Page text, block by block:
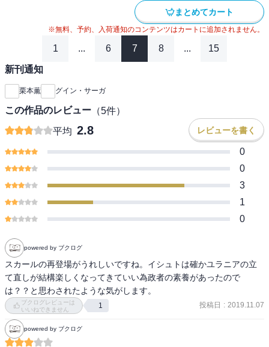
まとめてカート
※無料、予約、入荷通知のコンテンツはカートに追加されません。
1 ... 6 7 8 ... 15
新刊通知
栗本薫 グイン・サーガ
この作品のレビュー （5件）
平均 2.8 レビューを書く
0
0
3
1
0
powered by ブクログ
スカールの再登場がうれしいですね。イシュトは確かユラニアの立
て直しが結構楽しくなってきていい為政者の素養があったので
は？？と思わされたような気がします。
ブクログレビューは
いいねできません
1 投稿日 : 2019.11.07
powered by ブクログ